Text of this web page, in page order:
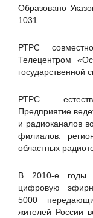
АйТи БАСТИОН
АйТи Мониторинг
Аналитический
АО "ГЛОНАСС"
АО "Концерн
АО "НИИЧаспром"
АО "РЖД-
АО "РНТ"
АО «ДиалогНаука»
АО «Корсон
АО «НИИ Масштаб»
Банковское
Образовано
1031.
РТРС
Телецентром
государственной
РТРС —
Предприятие
и радиоканалов
филиалов:
областных
В 2010-е годы
цифровую
5000
жителей России